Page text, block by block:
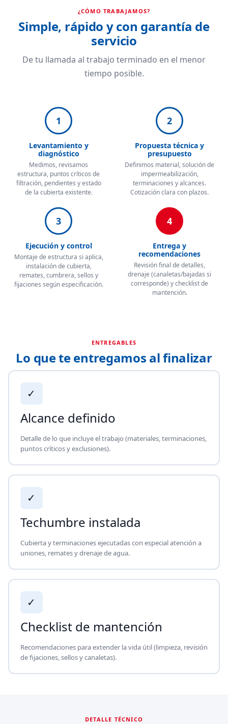
¿CÓMO TRABAJAMOS?
Simple, rápido y con garantía de
servicio
De tu llamada al trabajo terminado en el menor
tiempo posible.
1
Levantamiento y
diagnóstico
Medimos, revisamos
estructura, puntos críticos de
filtración, pendientes y estado
de la cubierta existente.
2
Propuesta técnica y
presupuesto
Definimos material, solución de
impermeabilización,
terminaciones y alcances.
Cotización clara con plazos.
3
Ejecución y control
Montaje de estructura si aplica,
instalación de cubierta,
remates, cumbrera, sellos y
fijaciones según especificación.
4
Entrega y
recomendaciones
Revisión final de detalles,
drenaje (canaletas/bajadas si
corresponde) y checklist de
mantención.
ENTREGABLES
Lo que te entregamos al finalizar
✓
Alcance definido
Detalle de lo que incluye el trabajo (materiales, terminaciones,
puntos críticos y exclusiones).
✓
Techumbre instalada
Cubierta y terminaciones ejecutadas con especial atención a
uniones, remates y drenaje de agua.
✓
Checklist de mantención
Recomendaciones para extender la vida útil (limpieza, revisión
de fijaciones, sellos y canaletas).
DETALLE TÉCNICO